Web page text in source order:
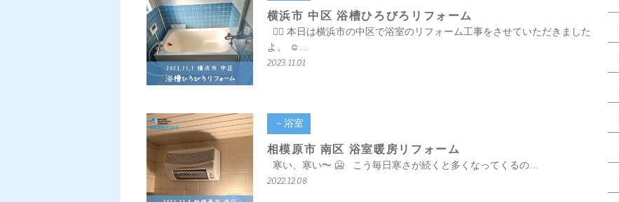
横浜市 中区 浴槽ひろびろリフォーム
💁‍♀️ 本日は横浜市の中区で浴室のリフォーム工事をさせていただきました
よ。 ☺…
2023.11.01
－浴室
相模原市 南区 浴室暖房リフォーム
寒い、寒い〜 🥶 こう毎日寒さが続くと多くなってくるの…
2022.12.08